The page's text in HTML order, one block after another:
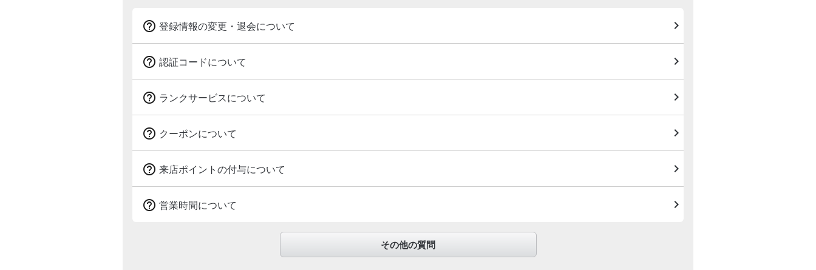
 登録情報の変更・退会について
 認証コードについて
 ランクサービスについて
 クーポンについて
 来店ポイントの付与について
 営業時間について
その他の質問